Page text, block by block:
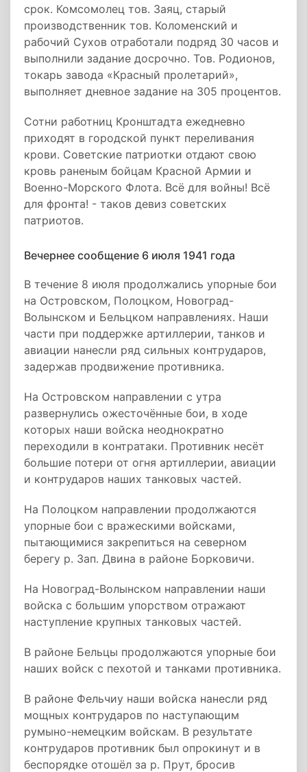
срок. Комсомолец тов. Заяц, старый
производственник тов. Коломенский и
рабочий Сухов отработали подряд 30 часов и
выполнили задание досрочно. Тов. Родионов,
токарь завода «Красный пролетарий»,
выполняет дневное задание на 305 процентов.
Сотни работниц Кронштадта ежедневно
приходят в городской пункт переливания
крови. Советские патриотки отдают свою
кровь раненым бойцам Красной Армии и
Военно-Морского Флота. Всё для войны! Всё
для фронта! - таков девиз советских
патриотов.
Вечернее сообщение 6 июля 1941 года
В течение 8 июля продолжались упорные бои
на Островском, Полоцком, Новоград-
Волынском и Бельцком направлениях. Наши
части при поддержке артиллерии, танков и
авиации нанесли ряд сильных контрударов,
задержав продвижение противника.
На Островском направлении с утра
развернулись ожесточённые бои, в ходе
которых наши войска неоднократно
переходили в контратаки. Противник несёт
большие потери от огня артиллерии, авиации
и контрударов наших танковых частей.
На Полоцком направлении продолжаются
упорные бои с вражескими войсками,
пытающимися закрепиться на северном
берегу р. Зап. Двина в районе Борковичи.
На Новоград-Волынском направлении наши
войска с большим упорством отражают
наступление крупных танковых частей.
В районе Бельцы продолжаются упорные бои
наших войск с пехотой и танками противника.
В районе Фельчиу наши войска нанесли ряд
мощных контрударов по наступающим
румыно-немецким войскам. В результате
контрударов противник был опрокинут и в
беспорядке отошёл за р. Прут, бросив